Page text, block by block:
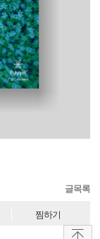
글목록
찜하기